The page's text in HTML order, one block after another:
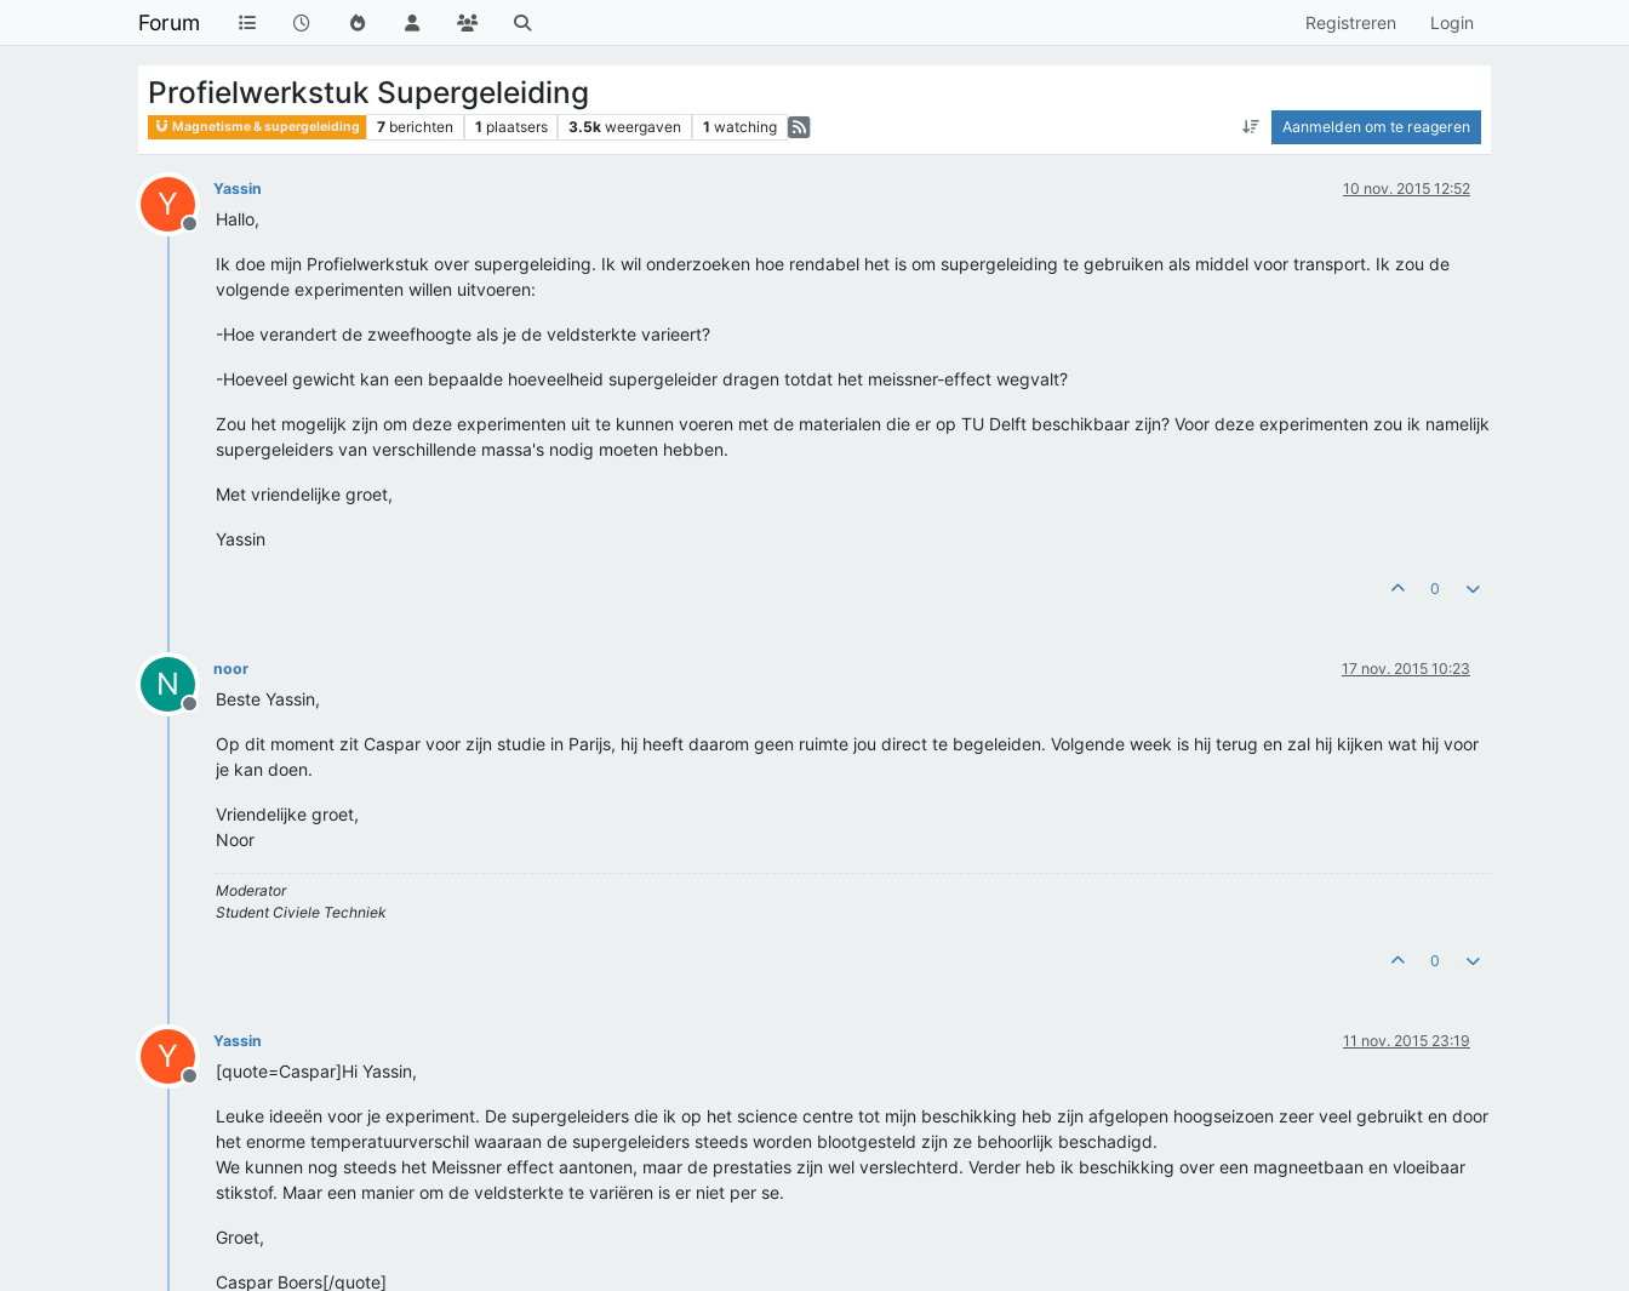
Forum Registreren Login
Profielwerkstuk Supergeleiding
Magnetisme & supergeleiding 7 berichten 1 plaatsers 3.5k weergaven 1 watching Aanmelden om te reageren
Y
Offline
Yassin 10 nov. 2015 12:52
Hallo,
Ik doe mijn Profielwerkstuk over supergeleiding. Ik wil onderzoeken hoe rendabel het is om supergeleiding te gebruiken als middel voor transport. Ik zou de
volgende experimenten willen uitvoeren:
-Hoe verandert de zweefhoogte als je de veldsterkte varieert?
-Hoeveel gewicht kan een bepaalde hoeveelheid supergeleider dragen totdat het meissner-effect wegvalt?
Zou het mogelijk zijn om deze experimenten uit te kunnen voeren met de materialen die er op TU Delft beschikbaar zijn? Voor deze experimenten zou ik namelijk
supergeleiders van verschillende massa's nodig moeten hebben.
Met vriendelijke groet,
Yassin
0
N
Offline
noor 17 nov. 2015 10:23
Beste Yassin,
Op dit moment zit Caspar voor zijn studie in Parijs, hij heeft daarom geen ruimte jou direct te begeleiden. Volgende week is hij terug en zal hij kijken wat hij voor
je kan doen.
Vriendelijke groet,
Noor
Moderator
Student Civiele Techniek
0
Y
Offline
Yassin 11 nov. 2015 23:19
[quote=Caspar]Hi Yassin,
Leuke ideeën voor je experiment. De supergeleiders die ik op het science centre tot mijn beschikking heb zijn afgelopen hoogseizoen zeer veel gebruikt en door
het enorme temperatuurverschil waaraan de supergeleiders steeds worden blootgesteld zijn ze behoorlijk beschadigd.
We kunnen nog steeds het Meissner effect aantonen, maar de prestaties zijn wel verslechterd. Verder heb ik beschikking over een magneetbaan en vloeibaar
stikstof. Maar een manier om de veldsterkte te variëren is er niet per se.
Groet,
Caspar Boers[/quote]